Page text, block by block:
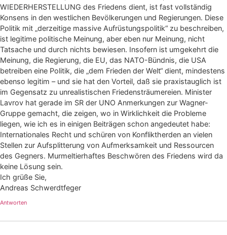
WIEDERHERSTELLUNG des Friedens dient, ist fast vollständig
Konsens in den westlichen Bevölkerungen und Regierungen. Diese
Politik mit „derzeitige massive Aufrüstungspolitik“ zu beschreiben,
ist legitime politische Meinung, aber eben nur Meinung, nicht
Tatsache und durch nichts bewiesen. Insofern ist umgekehrt die
Meinung, die Regierung, die EU, das NATO-Bündnis, die USA
betreiben eine Politik, die „dem Frieden der Welt“ dient, mindestens
ebenso legitim – und sie hat den Vorteil, daß sie praxistauglich ist
im Gegensatz zu unrealistischen Friedensträumereien. Minister
Lavrov hat gerade im SR der UNO Anmerkungen zur Wagner-
Gruppe gemacht, die zeigen, wo in Wirklichkeit die Probleme
liegen, wie ich es in einigen Beiträgen schon angedeutet habe:
Internationales Recht und schüren von Konfliktherden an vielen
Stellen zur Aufsplitterung von Aufmerksamkeit und Ressourcen
des Gegners. Murmeltierhaftes Beschwören des Friedens wird da
keine Lösung sein.
Ich grüße Sie,
Andreas Schwerdtfeger
Antworten